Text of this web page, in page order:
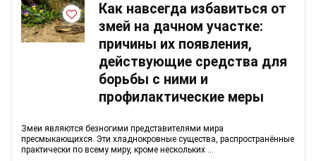
Как навсегда избавиться от
змей на дачном участке:
причины их появления,
действующие средства для
борьбы с ними и
профилактические меры
Змеи являются безногими представителями мира
пресмыкающихся. Эти хладнокровные существа, распространённые
практически по всему миру, кроме нескольких ...